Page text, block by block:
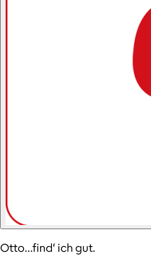
Otto…find‘ ich gut.